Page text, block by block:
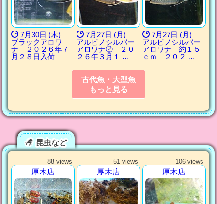
7月30日 (木)
ブラックアロワ
ナ ２０２６年７
月２８日入荷
7月27日 (月)
アルビノシルバー
アロワナ② ２０
２６年３月１ …
7月27日 (月)
アルビノシルバー
アロワナ 約１５
ｃｍ ２０２ …
古代魚・大型魚
もっと見る
昆虫など
88 views
厚木店
51 views
厚木店
106 views
厚木店